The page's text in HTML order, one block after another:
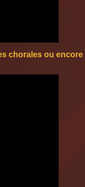
chorales ou